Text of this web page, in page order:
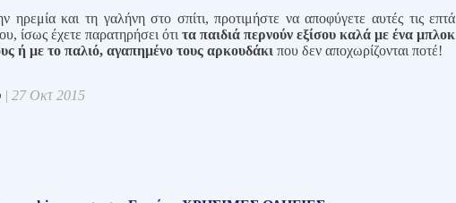
ηρεμία και τη γαλήνη στο σπίτι, προτιμήστε να αποφύγετε αυτές τις επτά
ίσως έχετε παρατηρήσει ότι τα παιδιά περνούν εξίσου καλά με ένα μπλοκ
ή με το παλιό, αγαπημένο τους αρκουδάκι που δεν αποχωρίζονται ποτέ!
| 27 Οκτ 2015